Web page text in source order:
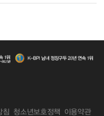
침 청소년보호정책 이용약관